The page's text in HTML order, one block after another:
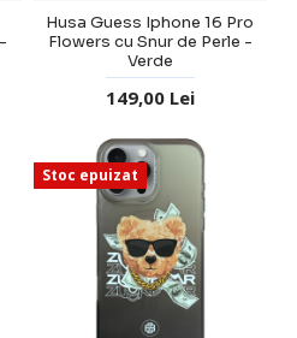
Husa Guess Iphone 16 Pro
Flowers cu Snur de Perle -
Verde
149,00 Lei
Stoc epuizat